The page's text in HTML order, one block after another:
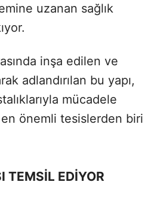
uzanan sağlık
inşa edilen ve
adlandırılan bu yapı,
mücadele
önemli tesislerden biri
TEMSİL EDİYOR